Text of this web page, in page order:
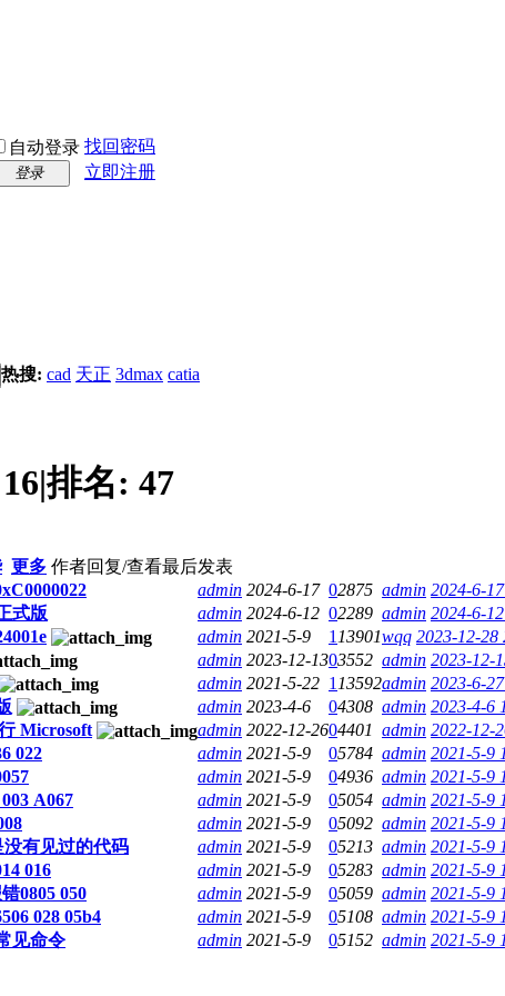
自动登录 找回密码
登录
立即注册
热搜: cad 天正 3dmax catia
16|排名: 47
更多 作者回复/查看最后发表
admin 2024-6-17 02875 admin 2024-6-
式版
admin 2024-6-12 02289 admin 2024-6-
admin 2021-5-9 1 13901wqq 2023-12-28
admin 2023-12-1303552 admin 2023-12-
admin 2021-5-22 1 13592admin 2023-6-
admin 2023-4-6 04308 admin 2023-4-6
Microsoft
admin 2022-12-2604401 admin 2022-12-
022
admin 2021-5-9 05784 admin 2021-5-9
admin 2021-5-9 04936 admin 2021-5-9
A067
admin 2021-5-9 05054 admin 2021-5-9
admin 2021-5-9 05092 admin 2021-5-9
没有见过的代码
admin 2021-5-9 05213 admin 2021-5-9
016
admin 2021-5-9 05283 admin 2021-5-9
0805 050
admin 2021-5-9 05059 admin 2021-5-9
028 05b4
admin 2021-5-9 05108 admin 2021-5-9
见命令
admin 2021-5-9 05152 admin 2021-5-9